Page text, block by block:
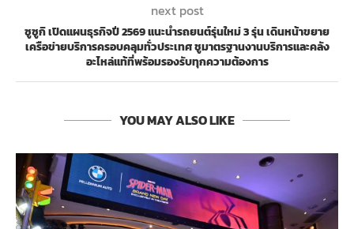
next post
ซูซูกิ เปิดแผนธุรกิจปี 2569 แนะนำรถยนต์รุ่นใหม่ 3 รุ่น เดินหน้าขยาย
เครือข่ายบริการครอบคลุมทั่วประเทศ ชูมาตรฐานงานบริการและคลัง
อะไหล่แท้ที่พร้อมรองรับทุกความต้องการ
YOU MAY ALSO LIKE